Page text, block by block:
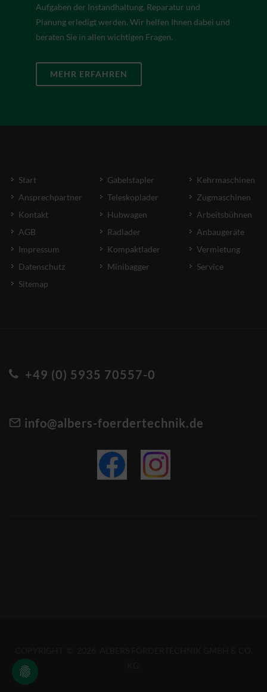
Aufgaben der Instandhaltung, Reparatur und
Planung erledigt werden. Wir helfen Ihnen dabei und
beraten Sie in allen wichtigen Fragen.
MEHR ERFAHREN
Start
Ansprechpartner
Kontakt
AGB
Impressum
Datenschutz
Sitemap
Gabelstapler
Teleskoplader
Hubwagen
Radlader
Kompaktlader
Minibagger
Kehrmaschinen
Zugmaschinen
Arbeitsbühnen
Anbaugeräte
Vermietung
Service
+49 (0) 5935 70557-0
info@albers-foerdertechnik.de